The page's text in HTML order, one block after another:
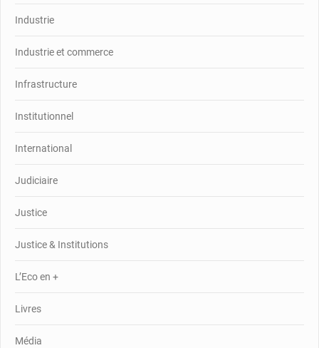
Industrie
Industrie et commerce
Infrastructure
Institutionnel
International
Judiciaire
Justice
Justice & Institutions
L’Eco en +
Livres
Média